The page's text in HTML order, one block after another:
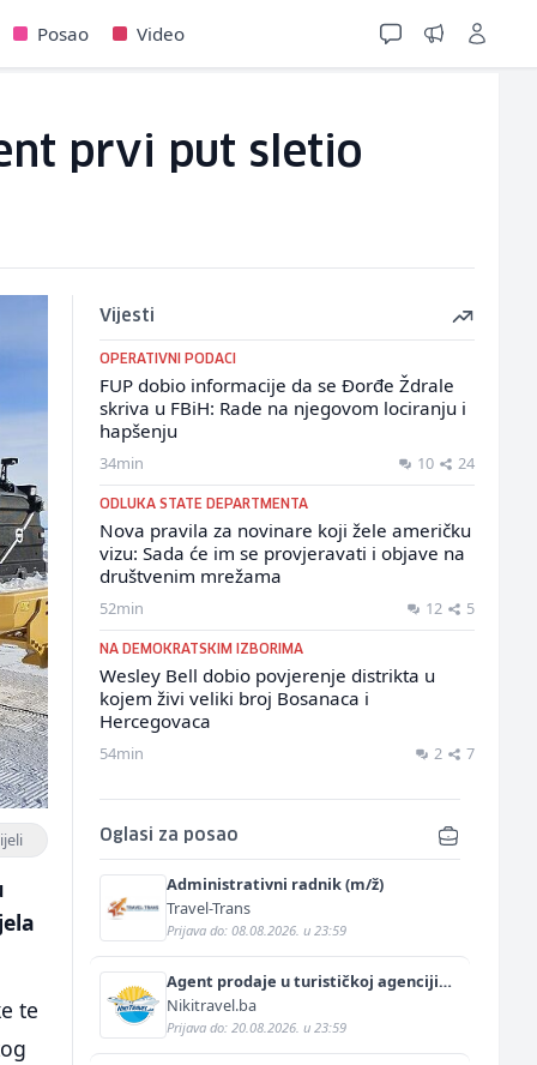
Posao Video
prvi put sletio
te
Vijesti
OPERATIVNI PODACI
FUP dobio informacije da se Đorđe Ždrale
skriva u FBiH: Rade na njegovom lociranju i
hapšenju
34min 10 24
ODLUKA STATE DEPARTMENTA
Nova pravila za novinare koji žele američku
vizu: Sada će im se provjeravati i objave na
društvenim mrežama
52min 12 5
NA DEMOKRATSKIM IZBORIMA
Wesley Bell dobio povjerenje distrikta u
kojem živi veliki broj Bosanaca i
Hercegovaca
54min 2 7
Oglasi za posao
Administrativni radnik (m/ž)
Travel-Trans
Prijava do: 08.08.2026. u 23:59
Agent prodaje u turističkoj agenciji
(m/ž)
Nikitravel.ba
Prijava do: 20.08.2026. u 23:59